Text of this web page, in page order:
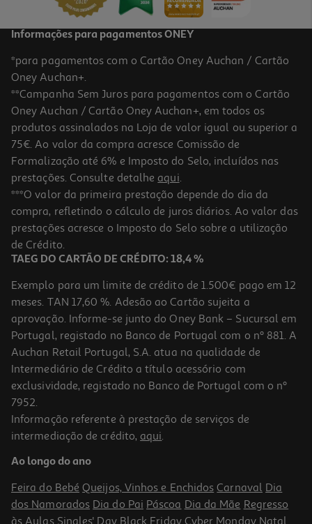
4.5
Patê Atum Fides 4 X 22 G
17.61 €/Kg
1,55 €
-12%
Paté Cpa De Atum 4x22g
12.5 €/un
1,10 €
Promoção
Informações para pagamentos ONEY
*para pagamentos com o Cartão Oney Auchan / Cartão
Oney Auchan+.
**Campanha Sem Juros para pagamentos com o Cartão
Oney Auchan / Cartão Oney Auchan+, em todos os
produtos assinalados na Loja de valor igual ou superior a
75€. Ao valor da compra acresce Comissão de
Formalização até 6% e Imposto do Selo, incluídos nas
prestações. Consulte detalhe aqui.
***O valor da primeira prestação depende do dia da
compra, refletindo o cálculo de juros diários. Ao valor das
prestações acresce o Imposto do Selo sobre a utilização
de Crédito.
TAEG DO CARTÃO DE CRÉDITO: 18,4 %
Exemplo para um limite de crédito de 1.500€ pago em 12
meses. TAN 17,60 %. Adesão ao Cartão sujeita a
aprovação. Informe-se junto do Oney Bank – Sucursal em
Portugal, registado no Banco de Portugal com o nº 881. A
Auchan Retail Portugal, S.A. atua na qualidade de
Intermediário de Crédito a título acessório com
exclusividade, registado no Banco de Portugal com o nº
7952.
Informação referente à prestação de serviços de
intermediação de crédito, aqui.
Ao longo do ano
Feira do Bebé Queijos, Vinhos e Enchidos Carnaval Dia
dos Namorados Dia do Pai Páscoa Dia da Mãe Regresso